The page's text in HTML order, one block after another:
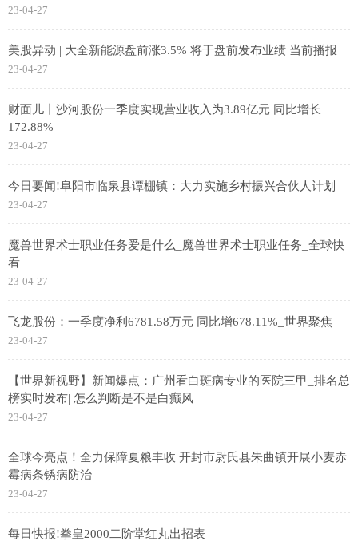
23-04-27
美股异动 | 大全新能源盘前涨3.5% 将于盘前发布业绩 当前播报
23-04-27
财面儿丨沙河股份一季度实现营业收入为3.89亿元 同比增长
172.88%
23-04-27
今日要闻!阜阳市临泉县谭棚镇：大力实施乡村振兴合伙人计划
23-04-27
魔兽世界术士职业任务爱是什么_魔兽世界术士职业任务_全球快
看
23-04-27
飞龙股份：一季度净利6781.58万元 同比增678.11%_世界聚焦
23-04-27
【世界新视野】新闻爆点：广州看白斑病专业的医院三甲_排名总
榜实时发布| 怎么判断是不是白癫风
23-04-27
全球今亮点！全力保障夏粮丰收 开封市尉氏县朱曲镇开展小麦赤
霉病条锈病防治
23-04-27
每日快报!拳皇2000二阶堂红丸出招表